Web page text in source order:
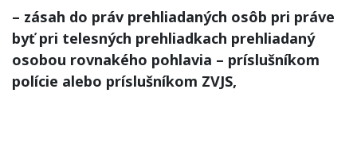
– zásah do práv prehliadaných osôb pri práve
byť pri telesných prehliadkach prehliadaný
osobou rovnakého pohlavia – príslušníkom
polície alebo príslušníkom ZVJS,